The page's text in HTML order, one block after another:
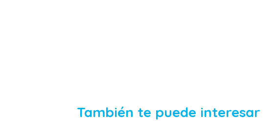
También te puede interesar